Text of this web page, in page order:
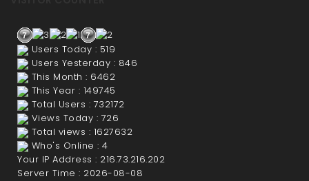
Users Today : 519
Users Yesterday : 846
This Month : 6462
This Year : 149745
Total Users : 732172
Views Today : 726
Total views : 1627632
Who's Online : 4
Your IP Address : 216.73.216.202
Server Time : 2026-08-08